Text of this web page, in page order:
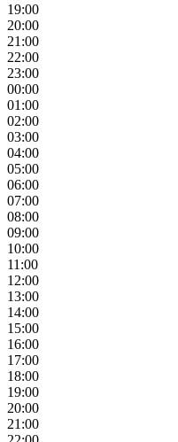
19:00
20:00
21:00
22:00
23:00
00:00
01:00
02:00
03:00
04:00
05:00
06:00
07:00
08:00
09:00
10:00
11:00
12:00
13:00
14:00
15:00
16:00
17:00
18:00
19:00
20:00
21:00